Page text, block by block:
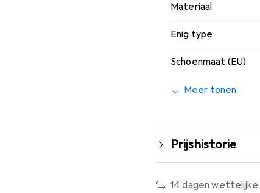
Materiaal
Enig type
Schoenmaat (EU)
Meer tonen
Prijshistorie
14 dagen wettelijke